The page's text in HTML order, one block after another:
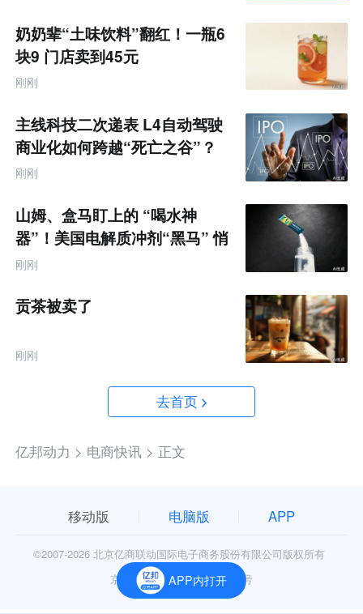
奶奶辈“土味饮料”翻红！一瓶6
块9 门店卖到45元
刚刚
主线科技二次递表 L4自动驾驶
商业化如何跨越“死亡之谷”？
刚刚
山姆、盒马盯上的 “喝水神
器”！美国电解质冲剂“黑马” 悄
悄卖了68亿
刚刚
贡茶被卖了
刚刚
去首页
亿邦动力 > 电商快讯 > 正文
APP内打开
移动版 电脑版 APP
©2007-2026 北京亿商联动国际电子商务股份有限公司版权所有
京公网安备11010602006906号